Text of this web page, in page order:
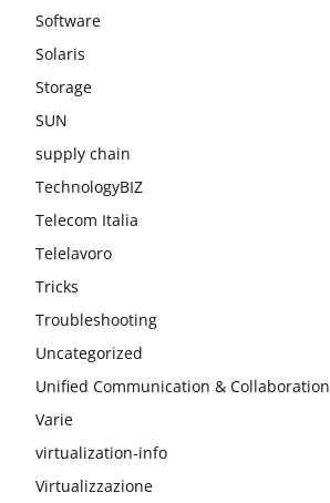
Software
Solaris
Storage
SUN
supply chain
TechnologyBIZ
Telecom Italia
Telelavoro
Tricks
Troubleshooting
Uncategorized
Unified Communication & Collaboration
Varie
virtualization-info
Virtualizzazione